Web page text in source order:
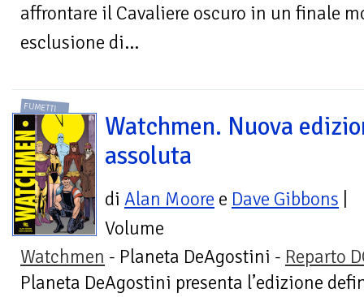
affrontare il Cavaliere oscuro in un finale
esclusione di...
FUMETTI
Watchmen. Nuova
assoluta
di Alan Moore e Dave Gibbons
Volume
Watchmen - Planeta DeAgostini - Reparto
Planeta DeAgostini presenta l’edizione